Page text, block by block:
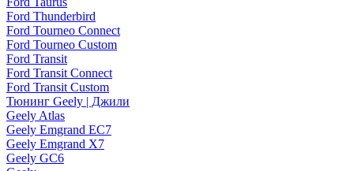
Ford Thunderbird
Ford Tourneo Connect
Ford Tourneo Custom
Ford Transit
Ford Transit Connect
Ford Transit Custom
Тюнинг Geely | Джили
Geely Atlas
Geely Emgrand EC7
Geely Emgrand X7
Geely GC6